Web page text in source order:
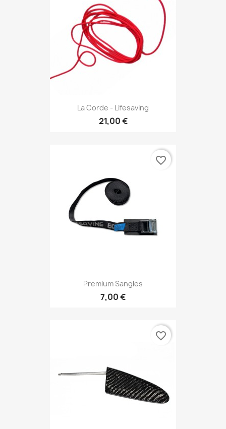
La Corde - Lifesaving
21,00 €
Premium Sangles
7,00 €
favorite_border
favorite_border